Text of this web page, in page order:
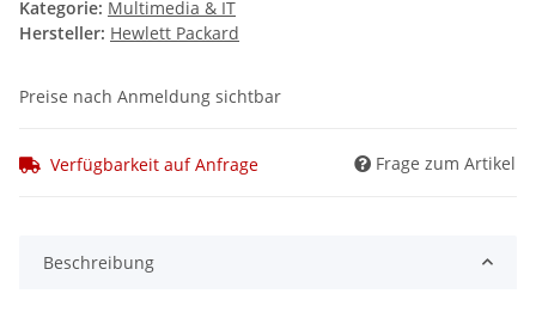
Kategorie: Multimedia & IT
Hersteller: Hewlett Packard
Preise nach Anmeldung sichtbar
Verfügbarkeit auf Anfrage Frage zum Artikel
Beschreibung